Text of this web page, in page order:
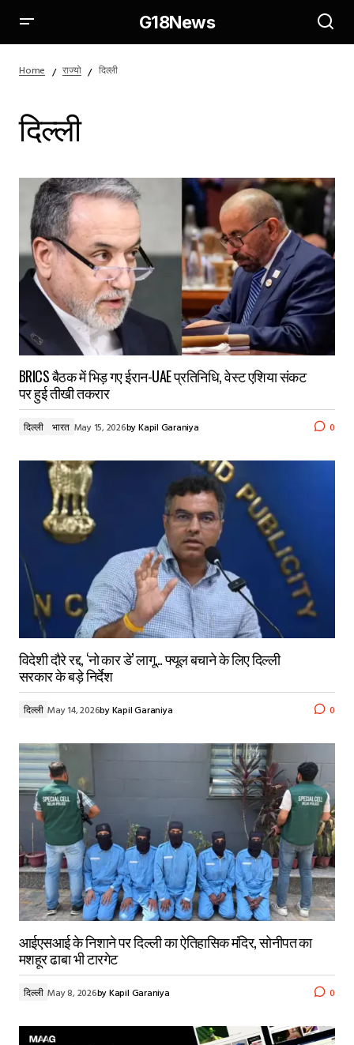
G18News
Home राज्यो दिल्ली
दिल्ली
BRICS बैठक में भिड़ गए ईरान-UAE प्रतिनिधि, वेस्ट एशिया संकट
पर हुई तीखी तकरार
दिल्ली भारत May 15, 2026byKapil Garaniya 0
विदेशी दौरे रद्द, ‘नो कार डे’ लागू… फ्यूल बचाने के लिए दिल्ली
सरकार के बड़े निर्देश
दिल्ली May 14, 2026byKapil Garaniya 0
आईएसआई के निशाने पर दिल्ली का ऐतिहासिक मंदिर, सोनीपत का
मशहूर ढाबा भी टारगेट
दिल्ली May 8, 2026byKapil Garaniya 0